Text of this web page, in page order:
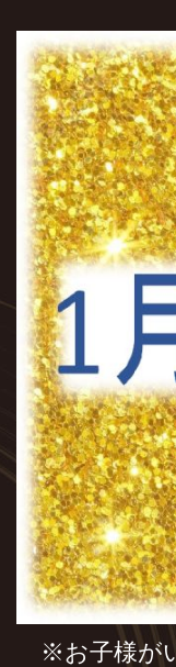
※お子様が